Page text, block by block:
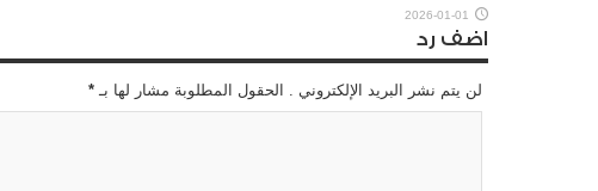
2026-01-01
اضف رد
لن يتم نشر البريد الإلكتروني . الحقول المطلوبة مشار لها بـ *